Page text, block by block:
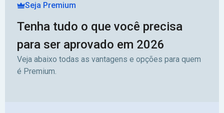
Seja Premium
Tenha tudo o que você precisa
para ser aprovado em 2026
Veja abaixo todas as vantagens e opções para quem
é Premium.